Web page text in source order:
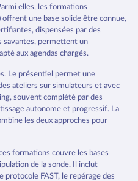
elles, les formations
une base solide être connue,
dispensées par des
savantes, permettent un
aux agendas chargés.
Le présentiel permet une
ateliers sur simulateurs et avec
souvent complété par des
autonome et progressif. La
les deux approches pour
formations couvre les bases
de la sonde. Il inclut
protocole FAST, le repérage des